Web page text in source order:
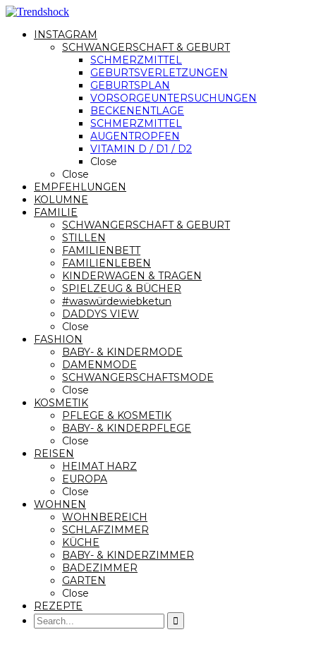
INSTAGRAM
SCHWANGERSCHAFT & GEBURT
SCHMERZMITTEL
GEBURTSVERLETZUNGEN
GEBURTSPLAN
VORSORGEUNTERSUCHUNGEN
BECKENENTLAGE
SCHMERZMITTEL
AUGENTROPFEN
VITAMIN D / D1 / D2
Close
Close
EMPFEHLUNGEN
KOLUMNE
FAMILIE
SCHWANGERSCHAFT & GEBURT
STILLEN
FAMILIENBETT
FAMILIENLEBEN
KINDERWAGEN & TRAGEN
SPIELZEUG & BÜCHER
#waswürdewiebketun
DADDYS VIEW
Close
FASHION
BABY- & KINDERMODE
DAMENMODE
SCHWANGERSCHAFTSMODE
Close
KOSMETIK
PFLEGE & KOSMETIK
BABY- & KINDERPFLEGE
Close
REISEN
HEIMAT HARZ
EUROPA
Close
WOHNEN
WOHNBEREICH
SCHLAFZIMMER
KÜCHE
BABY- & KINDERZIMMER
BADEZIMMER
GARTEN
Close
REZEPTE